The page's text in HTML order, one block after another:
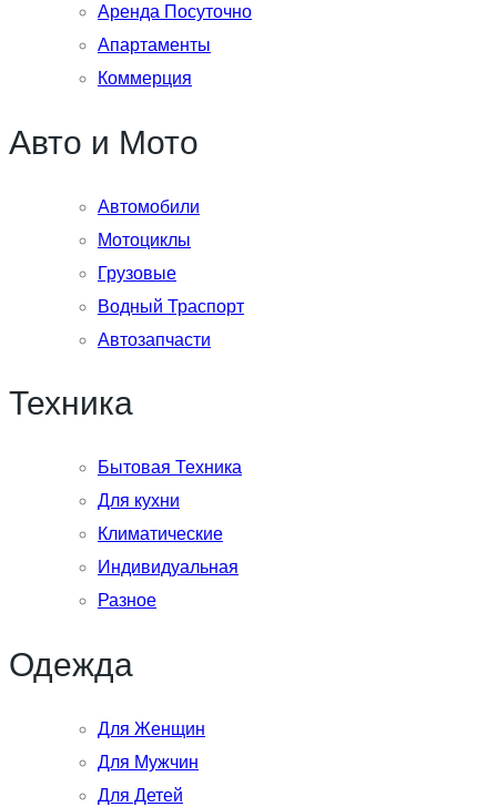
Аренда Посуточно
Апартаменты
Коммерция
Авто и Мото
Автомобили
Мотоциклы
Грузовые
Водный Траспорт
Автозапчасти
Техника
Бытовая Техника
Для кухни
Климатические
Индивидуальная
Разное
Одежда
Для Женщин
Для Мужчин
Для Детей